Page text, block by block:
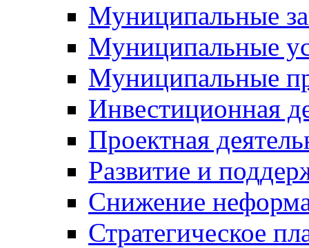
Муниципальные
Муниципальные
Муниципальные
Инвестиционная
Проектная
Развитие и
Снижение
Стратегическое